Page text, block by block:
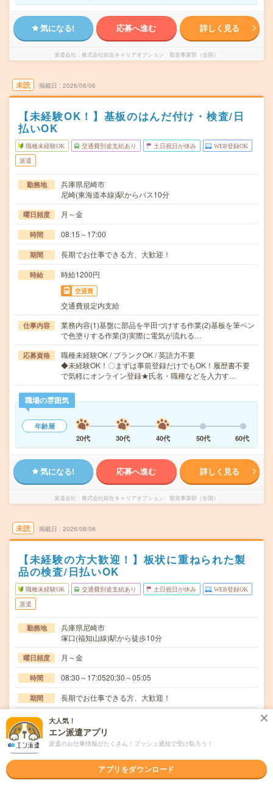
気になる! 応募へ進む 詳しく見る
派遣会社 株式会社綜合キャリアオプション 製造事業部（全国）
未読 掲載日 2026/08/06
【未経験OK！】基板のはんだ付け・検査/日
払いOK
職種未経験OK 交通費別途支給あり 土日祝日が休み WEB登録OK
派遣
勤務地
兵庫県尼崎市
尼崎(東海道本線)駅からバス10分
曜日頻度 月～金
時間 08:15～17:00
期間 長期でお仕事できる方、大歓迎！
時給 時給1200円
交通費
交通費規定内支給
仕事内容
業務内容(1)基盤に部品を半田づけする作業(2)基板を筆ペン
で色塗りする作業(3)実際に電気が流れる…
応募資格
職種未経験OK / ブランクOK / 英語力不要
◆未経験OK！〇まずは事前登録だけでもOK！履歴書不要
で気軽にオンライン登録★氏名・職種などを入力す…
職場の雰囲気
年齢層
20代
30代 40代 50代 60代
気になる! 応募へ進む 詳しく見る
派遣会社 株式会社綜合キャリアオプション 製造事業部（全国）
未読 掲載日 2026/08/06
【未経験の方大歓迎！】板状に重ねられた製
品の検査/日払いOK
職種未経験OK 交通費別途支給あり 土日祝日が休み WEB登録OK
派遣
勤務地
兵庫県尼崎市
塚口(福知山線)駅から徒歩10分
曜日頻度 月～金
時間 08:30～17:0520:30～05:05
期間 長期でお仕事できる方、大歓迎！
時給 時給1350円
交通費
交通費規定内支給
二人一組で板状に重ねられた製品を薬品を塗りながら重ね
ていくお仕事です。一定枚数を重ねたら台車に乗せて…
大人気！
エン派遣アプリ
派遣のお仕事情報がたくさん！プッシュ通知で受け取ろう！
アプリをダウンロード